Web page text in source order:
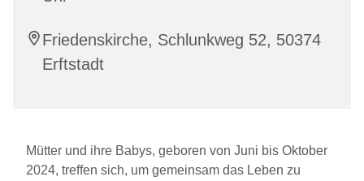
Friedenskirche, Schlunkweg 52, 50374
Erftstadt
Mütter und ihre Babys, geboren von Juni bis Oktober
2024, treffen sich, um gemeinsam das Leben zu